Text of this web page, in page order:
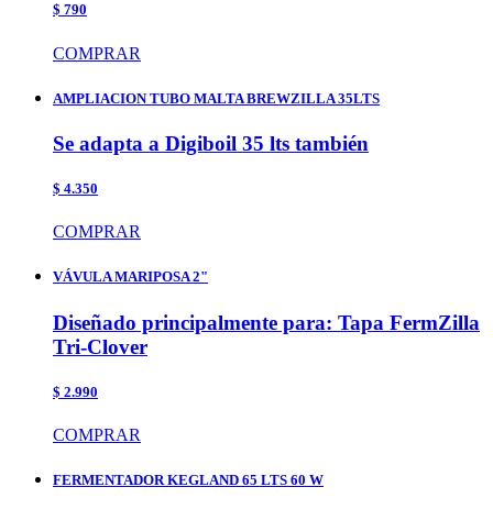
$ 790
COMPRAR
AMPLIACION TUBO MALTA BREWZILLA 35LTS
Se adapta a Digiboil 35 lts también
$ 4.350
COMPRAR
VÁVULA MARIPOSA 2"
Diseñado principalmente para: Tapa FermZilla
Tri-Clover
$ 2.990
COMPRAR
FERMENTADOR KEGLAND 65 LTS 60 W